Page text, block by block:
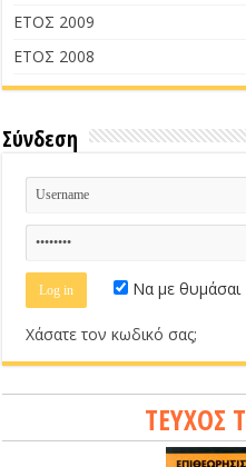
ΕΤΟΣ 2009
ΕΤΟΣ 2008
Σύνδεση
Να με θυμάσαι
Χάσατε τον κωδικό σας;
ΤΕΥΧΟΣ